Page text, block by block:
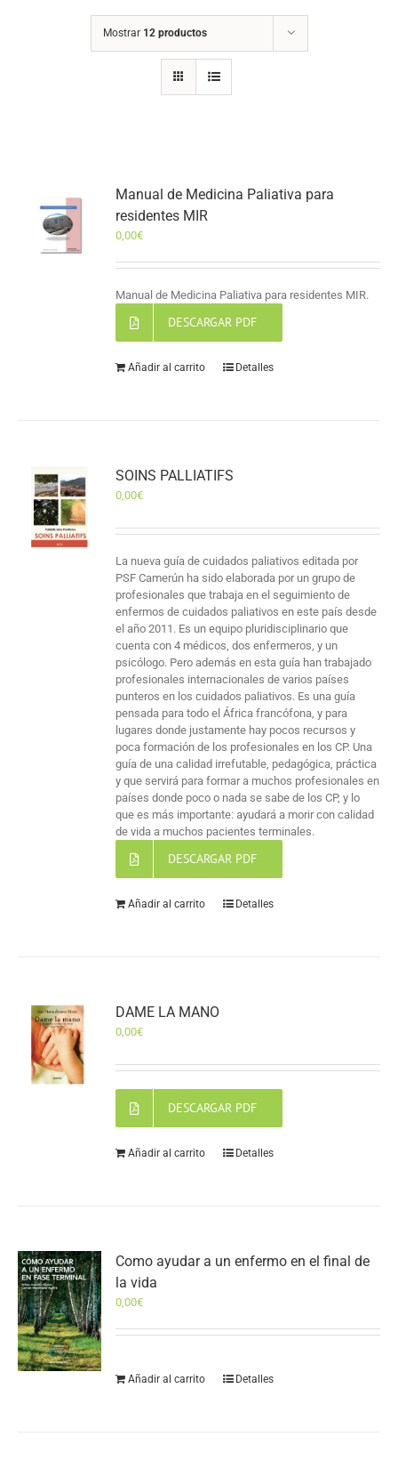
Mostrar 12 productos
Manual de Medicina Paliativa para
residentes MIR
0,00€
Manual de Medicina Paliativa para residentes MIR.
DESCARGAR PDF
Añadir al carrito Detalles
SOINS PALLIATIFS
0,00€
La nueva guía de cuidados paliativos editada por
PSF Camerún ha sido elaborada por un grupo de
profesionales que trabaja en el seguimiento de
enfermos de cuidados paliativos en este país desde
el año 2011. Es un equipo pluridisciplinario que
cuenta con 4 médicos, dos enfermeros, y un
psicólogo. Pero además en esta guía han trabajado
profesionales internacionales de varios países
punteros en los cuidados paliativos. Es una guía
pensada para todo el África francófona, y para
lugares donde justamente hay pocos recursos y
poca formación de los profesionales en los CP. Una
guía de una calidad irrefutable, pedagógica, práctica
y que servirá para formar a muchos profesionales en
países donde poco o nada se sabe de los CP, y lo
que es más importante: ayudará a morir con calidad
de vida a muchos pacientes terminales.
DESCARGAR PDF
Añadir al carrito Detalles
DAME LA MANO
0,00€
DESCARGAR PDF
Añadir al carrito Detalles
Como ayudar a un enfermo en el final de
la vida
0,00€
Añadir al carrito Detalles